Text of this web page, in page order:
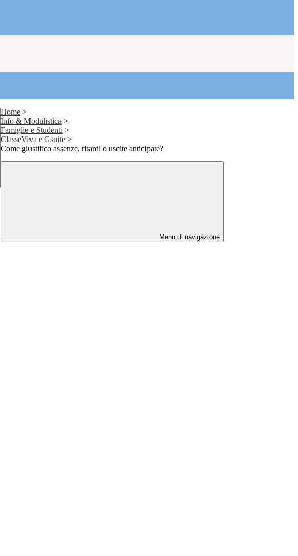
Home >
Info & Modulistica >
Famiglie e Studenti >
ClasseViva e Gsuite >
Come giustifico assenze, ritardi o uscite anticipate?
Menu di navigazione